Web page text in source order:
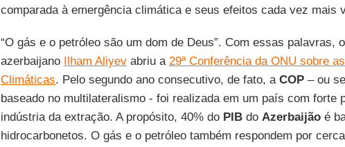
comparada à emergência climática e seus efeitos cada vez mais
“O gás e o petróleo são um dom de Deus”. Com essas palavras,
azerbaijano Ilham Aliyevabriu a 29ª Conferência da ONU sobre
Climáticas. Pelo segundo ano consecutivo, de fato, a COP– ou
baseado no multilateralismo - foi realizada em um país com forte
indústria da extração. A propósito, 40% doPIBdo Azerbaijãoé
hidrocarbonetos. O gás e o petróleo também respondem por